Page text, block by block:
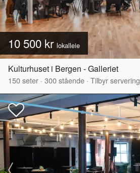
10 500 kr lokalleie
Kulturhuset i Bergen - Galleriet
150seter · 300stående · Tilbyr servering